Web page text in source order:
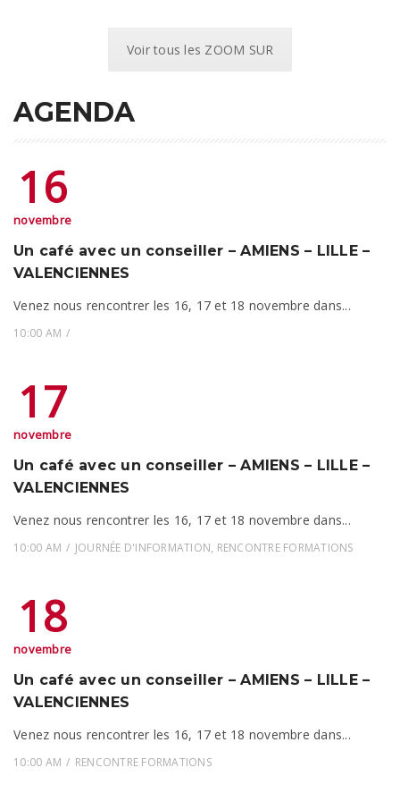
Voir tous les ZOOM SUR
AGENDA
16
novembre
Un café avec un conseiller – AMIENS – LILLE –
VALENCIENNES
Venez nous rencontrer les 16, 17 et 18 novembre dans...
10:00 AM
17
novembre
Un café avec un conseiller – AMIENS – LILLE –
VALENCIENNES
Venez nous rencontrer les 16, 17 et 18 novembre dans...
10:00 AM JOURNÉE D'INFORMATION, RENCONTRE FORMATIONS
18
novembre
Un café avec un conseiller – AMIENS – LILLE –
VALENCIENNES
Venez nous rencontrer les 16, 17 et 18 novembre dans...
10:00 AM RENCONTRE FORMATIONS